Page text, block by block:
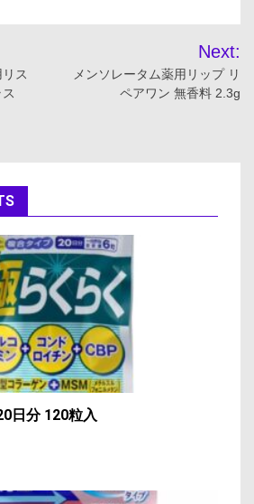
ス
Next:
メンソレータム薬用リップ リ
ペアワン 無香料 2.3g
日分 120粒入